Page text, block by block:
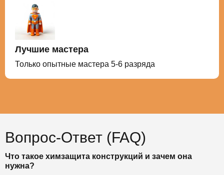
Лучшие мастера
Только опытные мастера 5-6 разряда
Вопрос-Ответ (FAQ)
Что такое химзащита конструкций и зачем она
нужна?